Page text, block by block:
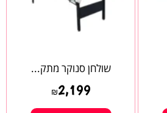
שולחן סנוקר מתק...
₪2,199